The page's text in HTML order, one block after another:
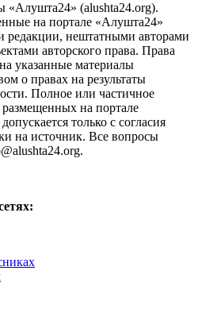
(alushta24.org).
на портале «Алушта24»
редакции, нештатными авторами
авторского права. Права
указанные материалы
о правах на результаты
Полное или частичное
на портале
только с согласия
на источник. Все вопросы